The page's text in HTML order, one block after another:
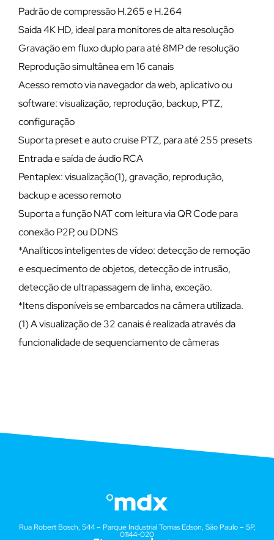
Padrão de compressão H.265 e H.264
Saída 4K HD, ideal para monitores de alta resolução
Gravação em fluxo duplo para até 8MP de resolução
Reprodução simultânea em 16 canais
Acesso remoto via navegador da web, aplicativo ou
software: visualização, reprodução, backup, PTZ,
configuração
Suporta preset e auto cruise PTZ, para até 255 presets
Entrada e saída de áudio RCA
Pentaplex: visualização(1), gravação, reprodução,
backup e acesso remoto
Suporta a função NAT com leitura via QR Code para
conexão P2P, ou DDNS
*Analíticos inteligentes de vídeo: detecção de remoção
e esquecimento de objetos, detecção de intrusão,
detecção de ultrapassagem de linha, exceção.
*Itens disponíveis se embarcados na câmera utilizada.
(1) A visualização de 32 canais é realizada através da
funcionalidade de sequenciamento de câmeras
Rua Robert Bosch, 544 – Parque Industrial Tomas Edson, São Paulo – SP,
01144-020